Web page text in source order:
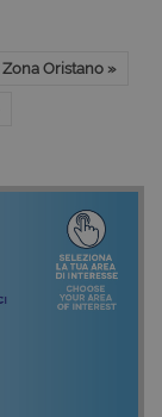
Zona Oristano »